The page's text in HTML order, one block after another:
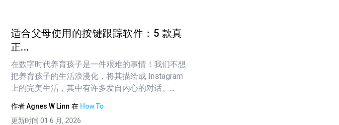
分享这篇文章
在 Facebook 上 复制链接
适合父母使用的按键跟踪软件：5 款真
正...
在数字时代养育孩子是一件艰难的事情！我们不想
把养育孩子的生活浪漫化，将其描绘成 Instagram
上的完美生活，其中有许多发自内心的对话、...
作者Agnes W Linn 在 How To
更新时间 01 6 月, 2026